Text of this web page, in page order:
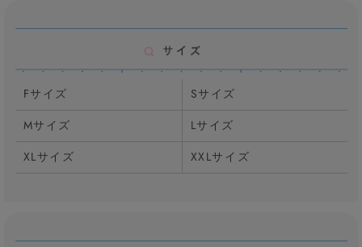
Fサイズ
Sサイズ
Mサイズ
Lサイズ
XLサイズ
XXLサイズ